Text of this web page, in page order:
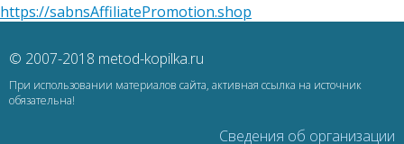
https://sabnsAffiliatePromotion.shop
© 2007-2018 metod-kopilka.ru
При использовании материалов сайта, активная ссылка на источник
обязательна!
Сведения об организации